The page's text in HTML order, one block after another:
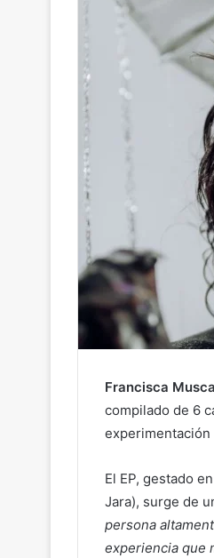
Francisca
compilado de 6
experimentación
El EP, gestado
Jara), surge de
persona
experiencia que